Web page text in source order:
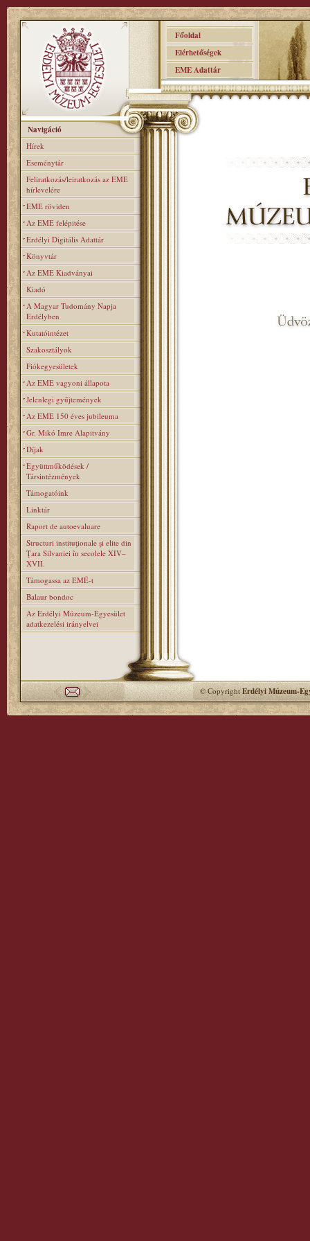
Főoldal
Elérhetőségek
EME Adattár
Navigáció
Hírek
Eseménytár
Feliratkozás/leiratkozás az EME
hírlevelére
EME röviden
Az EME felépitése
Erdélyi Digitális Adattár
Könyvtár
Az EME Kiadványai
Kiadó
A Magyar Tudomány Napja
Erdélyben
Kutatóintézet
Szakosztályok
Fiókegyesületek
Az EME vagyoni állapota
Jelenlegi gyűjtemények
Az EME 150 éves jubileuma
Gr. Mikó Imre Alapitvány
Díjak
Együttműködések /
Társintézmények
Támogatóink
Linktár
Raport de autoevaluare
Structuri instituţionale şi elite din
Ţara Silvaniei în secolele XIV–
XVII.
Támogassa az EMÉ-t
Balaur bondoc
Az Erdélyi Múzeum-Egyesület
adatkezelési irányelvei
© CopyrightErdélyi Múzeum-